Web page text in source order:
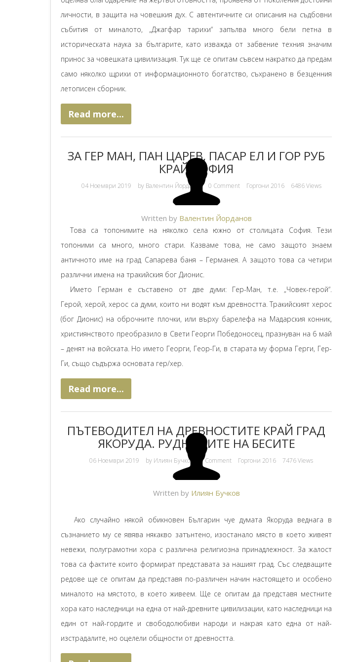
личности, в защита на човешкия дух. С автентичните си описания на съдбовни
събития от миналото, „Джагфар тарихи“ запълва много бели петна в
историческата наука за българите, като изважда от забвение техния значим
принос за човешката цивилизация. Тук ще се опитам съвсем накратко да предам
само няколко щрихи от информационното богатство, съхранено в безценния
летописен сборник.
Read more...
ЗА ГЕР МАН, ПАН ЦАРЕВ, ПАСАР ЕЛ И ГОР РУБ
КРАЙ СОФИЯ
04 Ноември 2019 by Валентин Йорданов 0 Comment Горгони 2016 6486 Views
Written by Валентин Йорданов
Това са топонимите на няколко села южно от столицата София. Тези
топоними са много, много стари. Казваме това, не само защото знаем
античното име на град Сапарева баня – Германея. А защото това са четири
различни имена на тракийския бог Дионис.
Името Герман е съставено от две думи: Гер-Ман, т.е. „Човек-герой“.
Герой, херой, херос са думи, които ни водят към древността. Тракийският херос
(бог Дионис) на оброчните плочки, или върху барелефа на Мадарския конник,
християнството преобразило в Свети Георги Победоносец, празнуван на 6 май
– денят на войската. Но името Георги, Геор-Ги, в старата му форма Герги, Гер-
Ги, също съдържа основата гер/хер.
Read more...
ПЪТЕВОДИТЕЛ НА ДРЕВНОСТИТЕ КРАЙ ГРАД
ЯКОРУДА. РУДНИЦИТЕ НА БЕСИТЕ
06 Ноември 2019 by Илиян Бучков 0 Comment Горгони 2016 7476 Views
Written by Илиян Бучков
Ако случайно някой обикновен Българин чуе думата Якоруда веднага в
съзнанието му се явява някакво затънтено, изостанало място в което живеят
невежи, полуграмотни хора с различна религиозна принадлежност. За жалост
това са фактите които формират представата за нашият град. Със следващите
редове ще се опитам да представя по-различен начин настоящето и особено
миналото на мястото, в което живеем. Ще се опитам да представя местните
хора като наследници на една от най-древните цивилизации, като наследници на
един от най-гордите и свободолюбиви народи и накрая като една от най-
изстрадалите, но оцелели общности от древността.